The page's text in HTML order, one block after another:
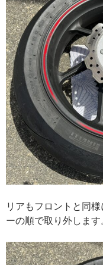
リアもフロントと同
ーの順で取り外します